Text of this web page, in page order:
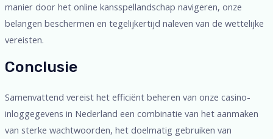
manier door het online kansspellandschap navigeren, onze
belangen beschermen en tegelijkertijd naleven van de wettelijke
vereisten.
Conclusie
Samenvattend vereist het efficiënt beheren van onze casino-
inloggegevens in Nederland een combinatie van het aanmaken
van sterke wachtwoorden, het doelmatig gebruiken van